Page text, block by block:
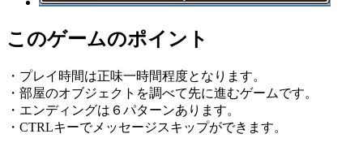
このゲームのポイント
・プレイ時間は正味一時間程度となります。
・部屋のオブジェクトを調べて先に進むゲームです。
・エンディングは６パターンあります。
・CTRLキーでメッセージスキップができます。